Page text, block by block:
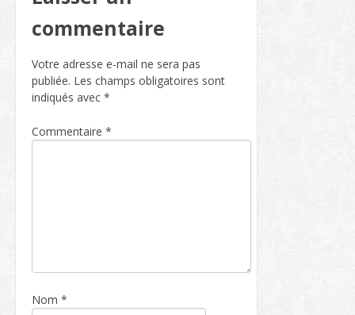
commentaire
Votre adresse e-mail ne sera pas
publiée. Les champs obligatoires sont
indiqués avec *
Commentaire *
Nom *